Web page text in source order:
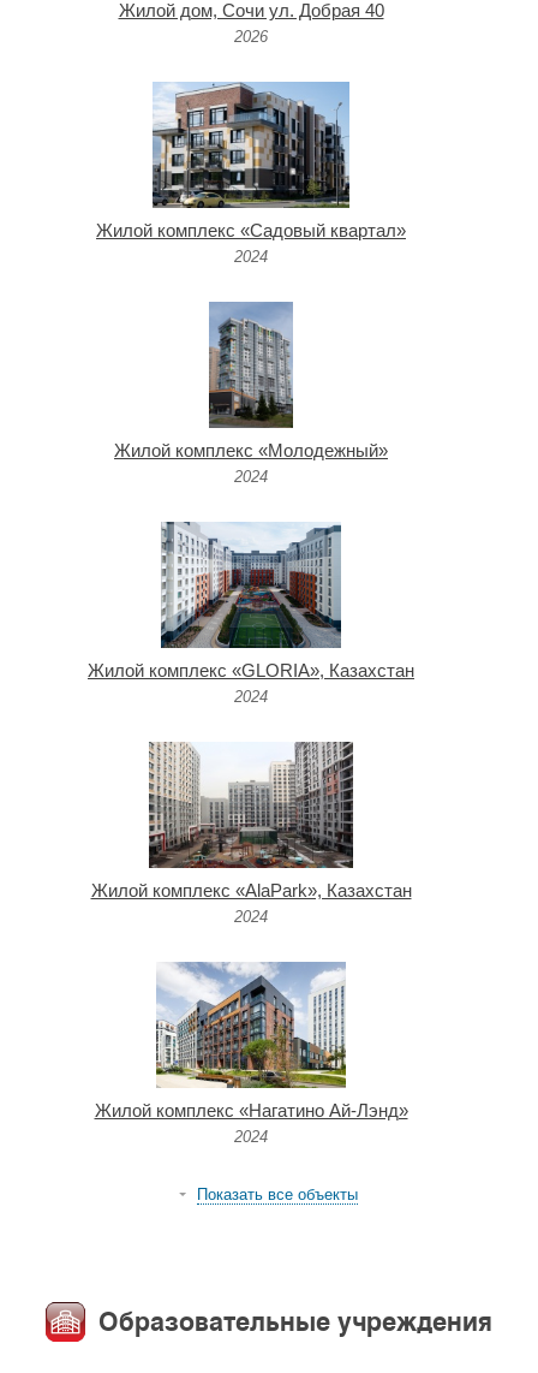
Жилой дом, Сочи ул. Добрая 40
2026
Жилой комплекс «Садовый квартал»
2024
Жилой комплекс «Молодежный»
2024
Жилой комплекс «GLORIA», Казахстан
2024
Жилой комплекс «AlaPark», Казахстан
2024
Жилой комплекс «Нагатино Ай-Лэнд»
2024
Показать все объекты
Образовательные учреждения